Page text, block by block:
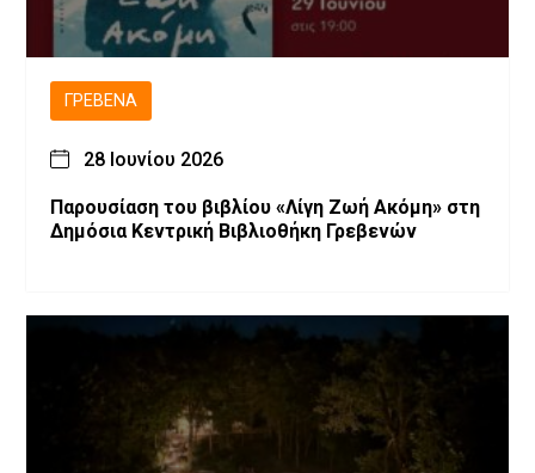
ΓΡΕΒΕΝΆ
28 Ιουνίου 2026
Παρουσίαση του βιβλίου «Λίγη Ζωή Ακόμη» στη
Δημόσια Κεντρική Βιβλιοθήκη Γρεβενών